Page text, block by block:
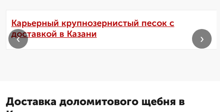
Карьерный крупнозернистый песок с
доставкой в Казани
‹ ›
Доставка доломитового щебня в